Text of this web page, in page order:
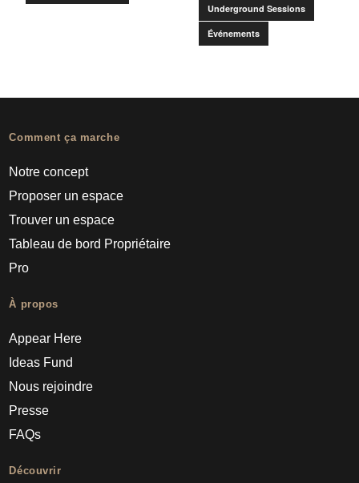
Underground Sessions
Événements
Comment ça marche
Notre concept
Proposer un espace
Trouver un espace
Tableau de bord Propriétaire
Pro
À propos
Appear Here
Ideas Fund
Nous rejoindre
Presse
FAQs
Découvrir